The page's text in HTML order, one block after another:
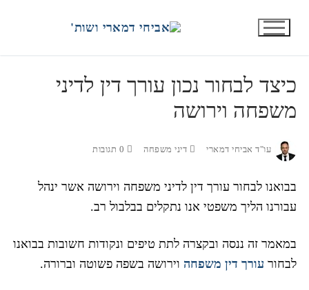
כיצד לבחור נכון עורך דין לדיני משפחה וירושה
כיצד לבחור נכון עורך דין לדיני
משפחה וירושה
עו"ד אביחי דמארי דיני משפחה
בבואנו לבחור עורך דין לדיני משפחה וירושה אשר ינהל
עבורנו הליך משפטי אנו נתקלים בבלבול רב.
במאמר זה ננסה ובקצרה לתת טיפים ונקודות חשובות בבואנו
לבחור עורך דין משפחה וירושה בשפה פשוטה וברורה.